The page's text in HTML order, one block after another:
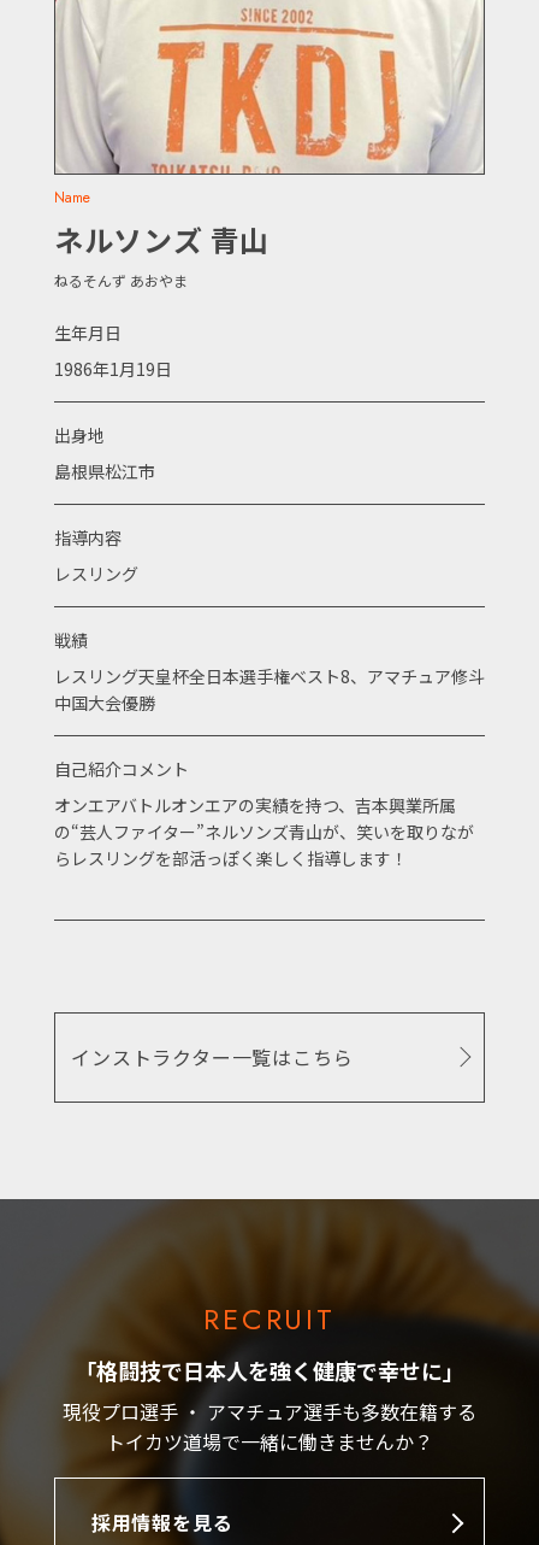
Name
ネルソンズ 青山
ねるそんず あおやま
生年月日
1986年1月19日
出身地
島根県松江市
指導内容
レスリング
戦績
レスリング天皇杯全日本選手権ベスト8、アマチュア修斗
中国大会優勝
自己紹介コメント
オンエアバトルオンエアの実績を持つ、吉本興業所属
の“芸人ファイター”ネルソンズ青山が、笑いを取りなが
らレスリングを部活っぽく楽しく指導します！
インストラクター一覧はこちら
RECRUIT
「格闘技で日本人を強く健康で幸せに」
現役プロ選手 ・ アマチュア選手も多数在籍する
トイカツ道場で一緒に働きませんか？
採用情報を見る